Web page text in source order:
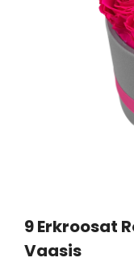
9 Erkroosat
Vaasis